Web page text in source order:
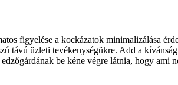
figyelése a kockázatok minimalizálása
távú üzleti tevékenységükre. Add a
be kéne végre látnia, hogy